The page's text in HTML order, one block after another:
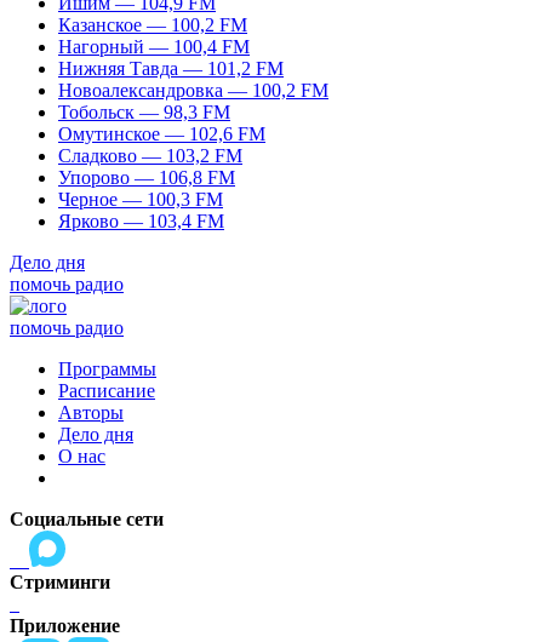
Казанское — 100,2 FM
Нагорный — 100,4 FM
Нижняя Тавда — 101,2 FM
Новоалександровка — 100,2 FM
Тобольск — 98,3 FM
Омутинское — 102,6 FM
Сладково — 103,2 FM
Упорово — 106,8 FM
Черное — 100,3 FM
Ярково — 103,4 FM
Дело дня
помочь радио
помочь радио
Программы
Расписание
Авторы
Дело дня
О нас
Социальные сети
Стриминги
Приложение